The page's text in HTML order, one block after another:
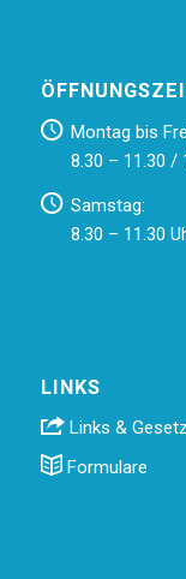
Montag bis
8.30 – 11.30 /
Samstag:
8.30 – 11.30
LINKS
Links &
Formulare